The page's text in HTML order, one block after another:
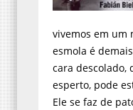
vivemos em um
esmola é
cara descolado,
esperto, pode
Ele se faz de